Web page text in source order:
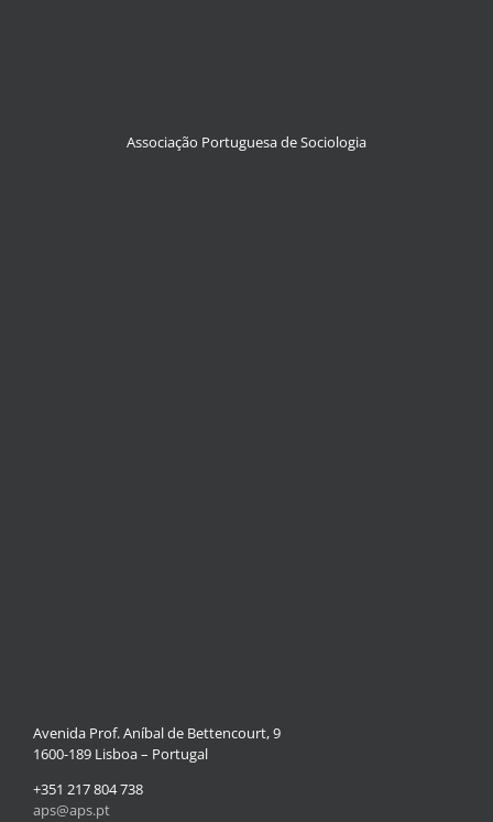
Associação Portuguesa de Sociologia
Avenida Prof. Aníbal de Bettencourt, 9
1600-189 Lisboa – Portugal
+351 217 804 738
aps@aps.pt